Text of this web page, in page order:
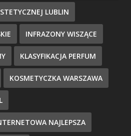
LUBLIN
INFRAZONY WISZĄCE
KLASYFIKACJA PERFUM
KOSMETYCZKA WARSZAWA
NAJLEPSZA